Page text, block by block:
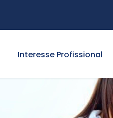
Interesse Profissional